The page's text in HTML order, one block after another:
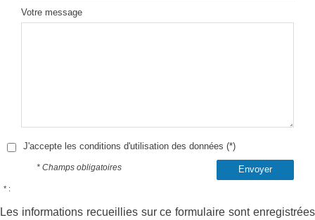
Votre message
J'accepte les conditions d'utilisation des données (*)
Envoyer
* Champs obligatoires
* :
Les informations recueillies sur ce formulaire sont enregistrées